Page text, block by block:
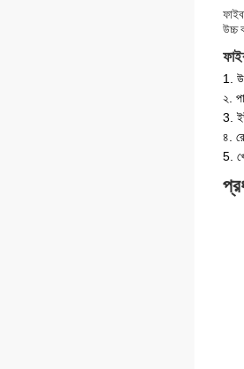
উচ্চ
1.
২.
3.
৪.
5.